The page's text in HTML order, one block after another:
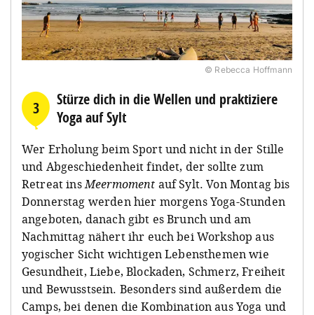
© Rebecca Hoffmann
3
Stürze dich in die Wellen und praktiziere
Yoga auf Sylt
Wer Erholung beim Sport und nicht in der Stille
und Abgeschiedenheit findet, der sollte zum
Retreat insMeermoment auf Sylt. Von Montag bis
Donnerstag werden hier morgens Yoga-Stunden
angeboten, danach gibt es Brunch und am
Nachmittag nähert ihr euch bei Workshop aus
yogischer Sicht wichtigen Lebensthemen wie
Gesundheit, Liebe, Blockaden, Schmerz, Freiheit
und Bewusstsein. Besonders sind außerdem die
Camps, bei denen die Kombination aus Yoga und